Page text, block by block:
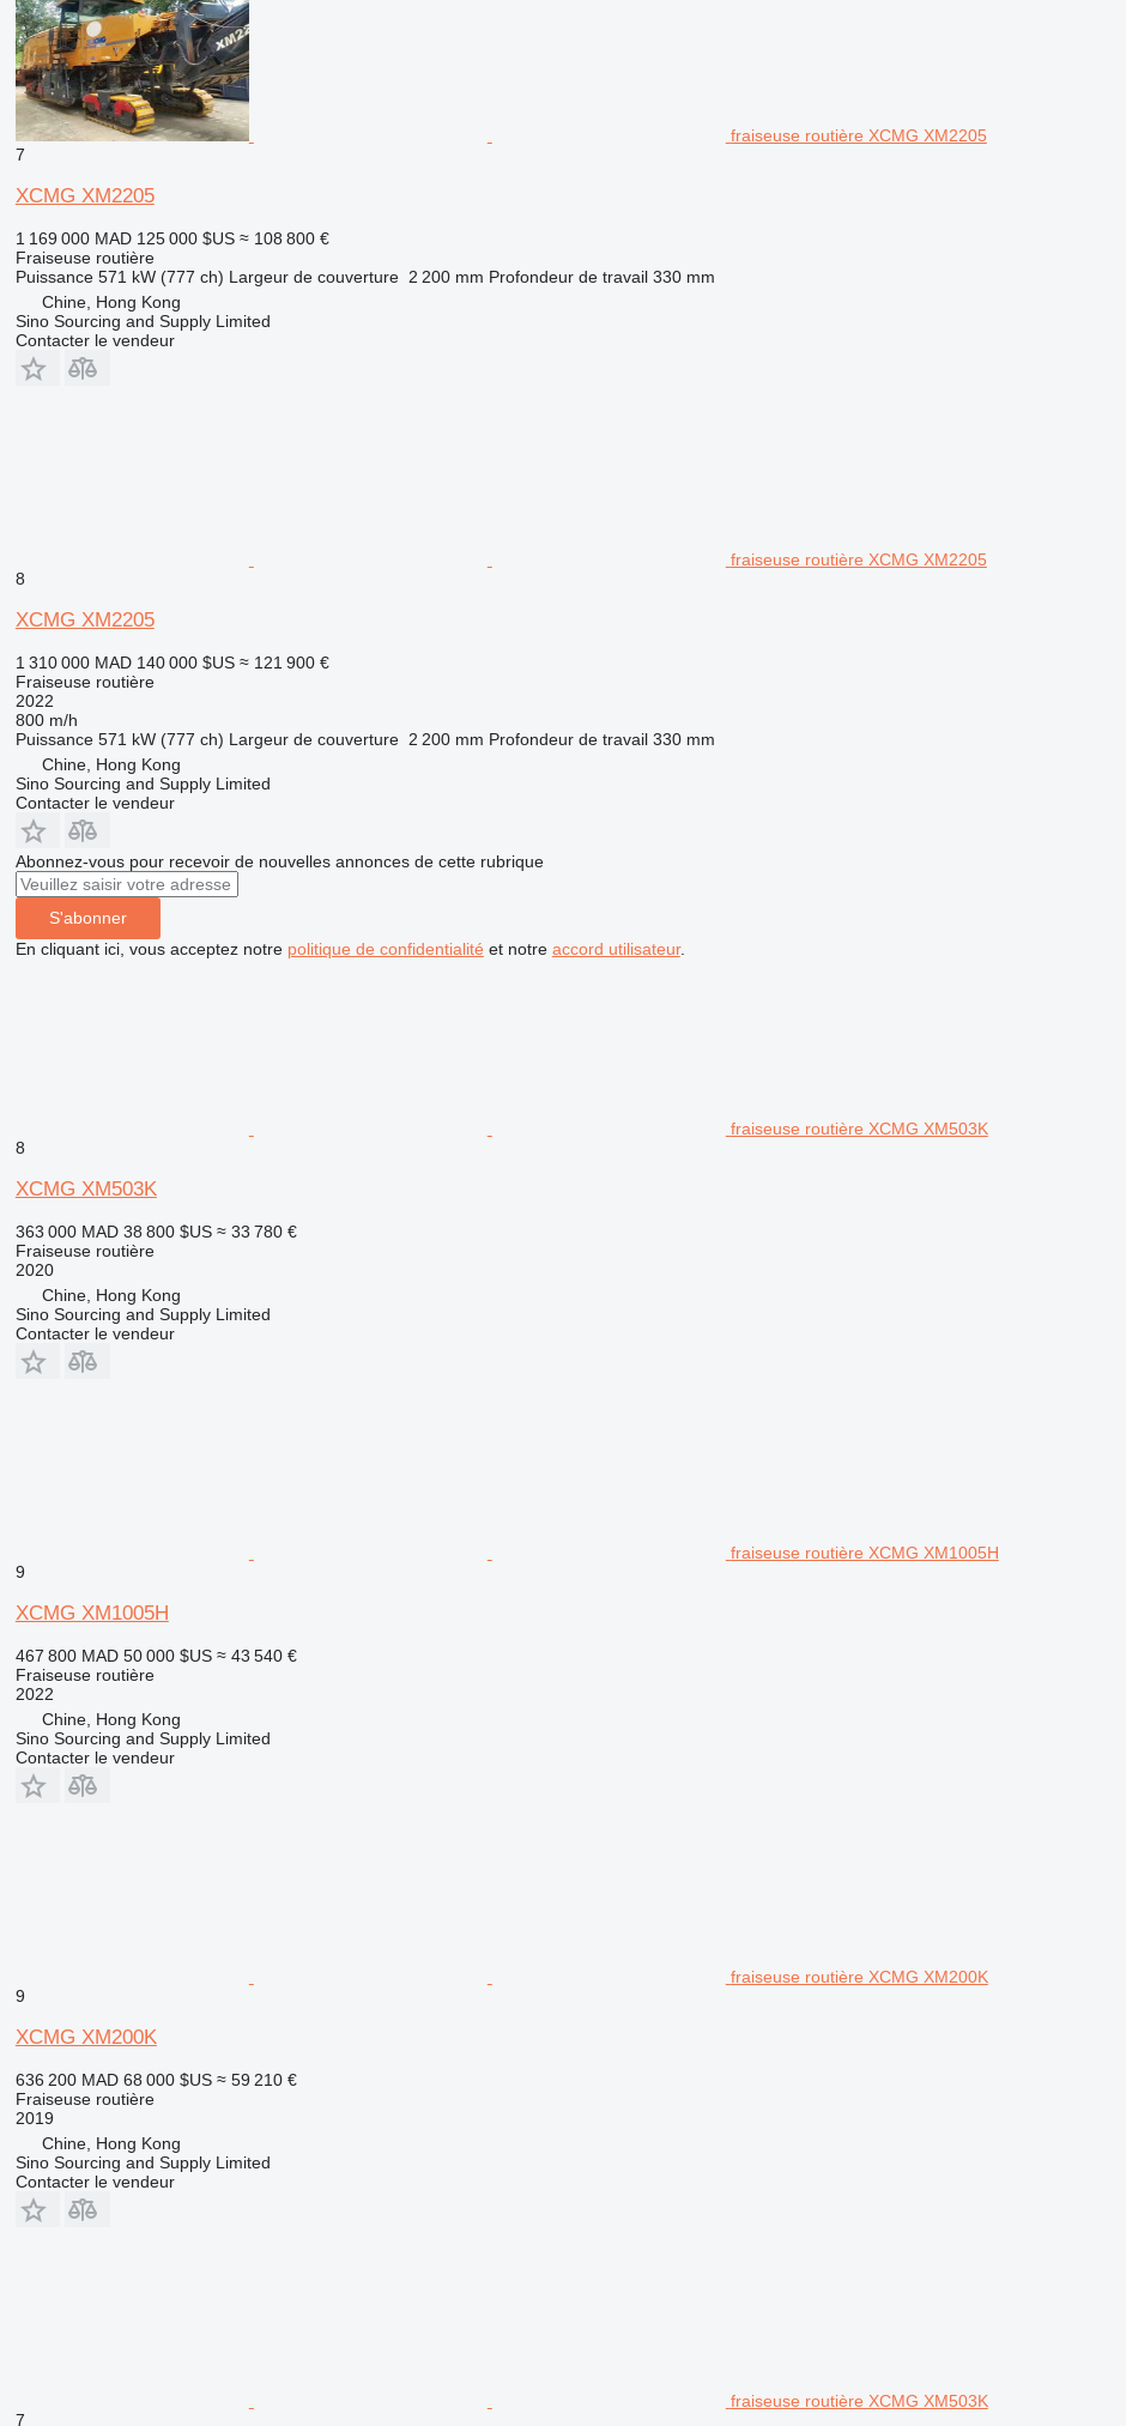
fraiseuse routière XCMG XM2205
7
XCMG XM2205
1 169 000 MAD 125 000 $US ≈ 108 800 €
Fraiseuse routière
Puissance 571 kW (777 ch) Largeur de couverture 2 200 mm Profondeur de travail 330 mm
Chine, Hong Kong
Sino Sourcing and Supply Limited
Contacter le vendeur
fraiseuse routière XCMG XM2205
8
XCMG XM2205
1 310 000 MAD 140 000 $US ≈ 121 900 €
Fraiseuse routière
2022
800 m/h
Puissance 571 kW (777 ch) Largeur de couverture 2 200 mm Profondeur de travail 330 mm
Chine, Hong Kong
Sino Sourcing and Supply Limited
Contacter le vendeur
Abonnez-vous pour recevoir de nouvelles annonces de cette rubrique
S'abonner
En cliquant ici, vous acceptez notre politique de confidentialité et notre accord utilisateur.
fraiseuse routière XCMG XM503K
8
XCMG XM503K
363 000 MAD 38 800 $US ≈ 33 780 €
Fraiseuse routière
2020
Chine, Hong Kong
Sino Sourcing and Supply Limited
Contacter le vendeur
fraiseuse routière XCMG XM1005H
9
XCMG XM1005H
467 800 MAD 50 000 $US ≈ 43 540 €
Fraiseuse routière
2022
Chine, Hong Kong
Sino Sourcing and Supply Limited
Contacter le vendeur
fraiseuse routière XCMG XM200K
9
XCMG XM200K
636 200 MAD 68 000 $US ≈ 59 210 €
Fraiseuse routière
2019
Chine, Hong Kong
Sino Sourcing and Supply Limited
Contacter le vendeur
fraiseuse routière XCMG XM503K
7